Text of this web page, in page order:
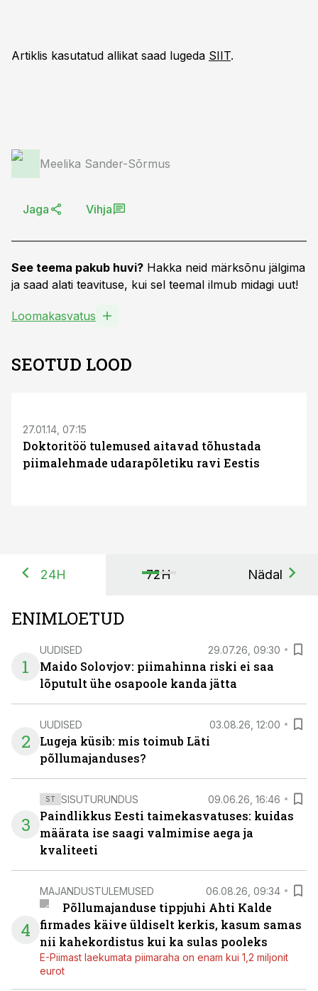
Artiklis kasutatud allikat saad lugeda SIIT.
Meelika Sander-Sõrmus
Jaga Vihja
See teema pakub huvi? Hakka neid märksõnu jälgima
ja saad alati teavituse, kui sel teemal ilmub midagi uut!
Loomakasvatus
SEOTUD LOOD
27.01.14, 07:15
Doktoritöö tulemused aitavad tõhustada
piimalehmade udarapõletiku ravi Eestis
24H 72H Nädal
ENIMLOETUD
1
UUDISED 29.07.26, 09:30
Maido Solovjov: piimahinna riski ei saa
lõputult ühe osapoole kanda jätta
2
UUDISED 03.08.26, 12:00
Lugeja küsib: mis toimub Läti
põllumajanduses?
3
ST SISUTURUNDUS 09.06.26, 16:46
Paindlikkus Eesti taimekasvatuses: kuidas
määrata ise saagi valmimise aega ja
kvaliteeti
4
MAJANDUSTULEMUSED 06.08.26, 09:34
Põllumajanduse tippjuhi Ahti Kalde
firmades käive üldiselt kerkis, kasum samas
nii kahekordistus kui ka sulas pooleks
E-Piimast laekumata piimaraha on enam kui 1,2 miljonit
eurot